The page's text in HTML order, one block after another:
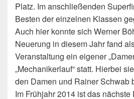
Platz. Im anschließenden
Besten der einzelnen Klassen
Auch hier konnte sich Werner
Neuerung in diesem Jahr fand
Veranstaltung ein eigener
„Mechanikerlauf“ statt. Hierbei
den Damen und Rainer Schwab
Im Frühjahr 2014 ist das